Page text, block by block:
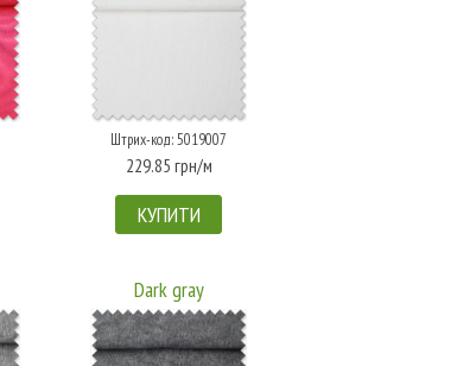
Штрих-код: 5019007
229.85 грн/м
КУПИТИ
Dark gray